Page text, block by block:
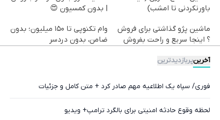
باورنکردنی تا امشب)
| بدون کمسیون 😍
ماشین پژو گذاشتی برای فروش
؟ اینجا سریع و راحت بفروش
وام تکنوپی تا ۱۵۰ میلیون؛ بدون
ضامن، بدون دردسر
آخرینپربازدیدترین
فوری/ سپاه یک اطلاعیه مهم صادر کرد + متن کامل و جزئیات
لحظه وقوع حادثه امنیتی برای بالگرد ترامپ+ ویدیو